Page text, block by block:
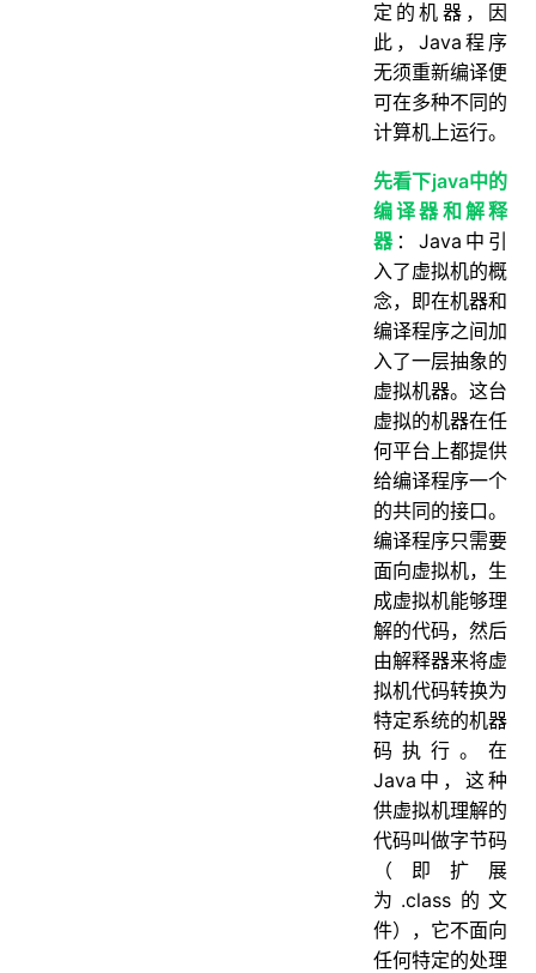
定的机器，因
此，Java程序
无须重新编译便
可在多种不同的
计算机上运行。
先看下java中的
编译器和解释
器 ：Java中引
入了虚拟机的概
念，即在机器和
编译程序之间加
入了一层抽象的
虚拟机器。这台
虚拟的机器在任
何平台上都提供
给编译程序一个
的共同的接口。
编译程序只需要
面向虚拟机，生
成虚拟机能够理
解的代码，然后
由解释器来将虚
拟机代码转换为
特定系统的机器
码执行。在
Java中，这种
供虚拟机理解的
代码叫做字节码
（即扩展
为.class的文
件），它不面向
任何特定的处理